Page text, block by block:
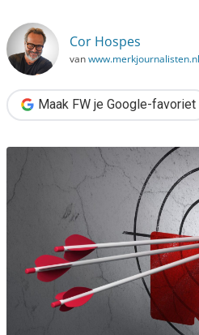
Cor Hospes
vanwww.merkjournalisten.nl
Maak FW je Google-favoriet